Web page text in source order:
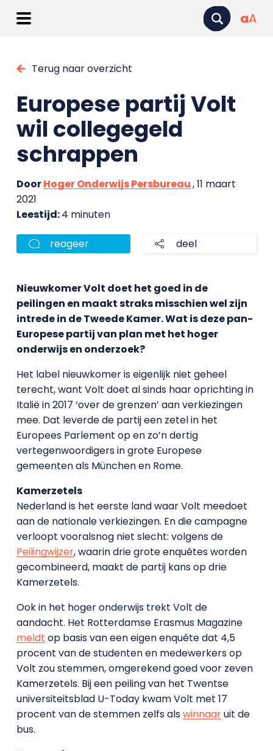
aA
Terug naar overzicht
Europese partij Volt
wil collegegeld
schrappen
DoorHoger Onderwijs Persbureau, 11 maart
2021
Leestijd:4 minuten
reageer deel
Nieuwkomer Volt doet het goed in de
peilingen en maakt straks misschien wel zijn
intrede in de Tweede Kamer. Wat is deze pan-
Europese partij van plan met het hoger
onderwijs en onderzoek?
Het label nieuwkomer is eigenlijk niet geheel
terecht, want Volt doet al sinds haar oprichting in
Italië in 2017 ‘over de grenzen’ aan verkiezingen
mee. Dat leverde de partij een zetel in het
Europees Parlement op en zo’n dertig
vertegenwoordigers in grote Europese
gemeenten als München en Rome.
Kamerzetels
Nederland is het eerste land waar Volt meedoet
aan de nationale verkiezingen. En die campagne
verloopt vooralsnog niet slecht: volgens de
Peilingwijzer, waarin drie grote enquêtes worden
gecombineerd, maakt de partij kans op drie
Kamerzetels.
Ook in het hoger onderwijs trekt Volt de
aandacht. Het Rotterdamse Erasmus Magazine
meldt op basis van een eigen enquête dat 4,5
procent van de studenten en medewerkers op
Volt zou stemmen, omgerekend goed voor zeven
Kamerzetels. Bij een peiling van het Twentse
universiteitsblad U-Today kwam Volt met 17
procent van de stemmen zelfs alswinnaaruit de
bus.